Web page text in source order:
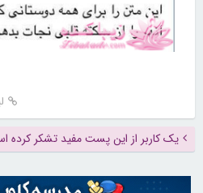
یک کاربر از این پست مفید تشکر